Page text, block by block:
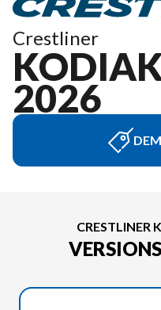
Crestliner
2026
CRESTLINER